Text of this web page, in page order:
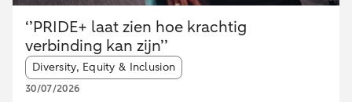
‘’PRIDE+ laat zien hoe krachtig
verbinding kan zijn’’
Article tags:
Diversity, Equity & Inclusion
30/07/2026